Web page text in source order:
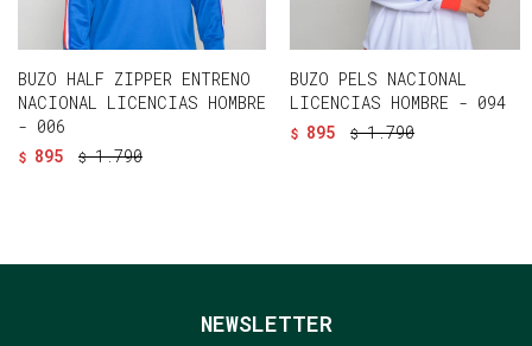
BUZO HALF ZIPPER ENTRENO
NACIONAL LICENCIAS HOMBRE
- 006
$ 895 $ 1.790
BUZO PELS NACIONAL
LICENCIAS HOMBRE - 094
$ 895 $ 1.790
NEWSLETTER